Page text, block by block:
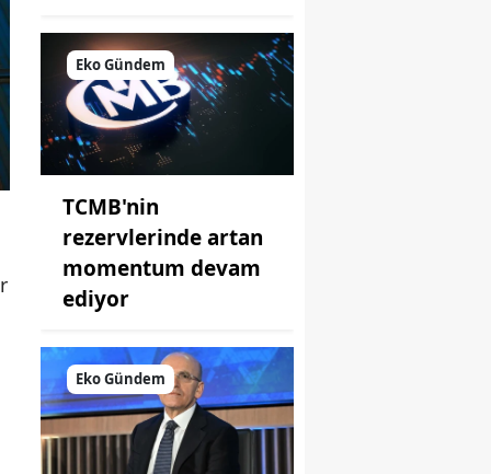
Eko Gündem
TCMB'nin
rezervlerinde artan
momentum devam
ediyor
Eko Gündem